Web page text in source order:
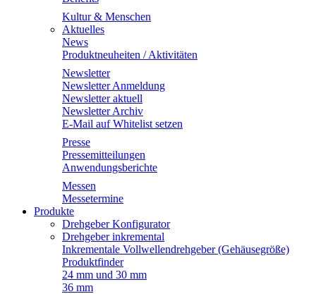
Kultur & Menschen
Aktuelles
News
Produktneuheiten / Aktivitäten
Newsletter
Newsletter Anmeldung
Newsletter aktuell
Newsletter Archiv
E-Mail auf Whitelist setzen
Presse
Pressemitteilungen
Anwendungsberichte
Messen
Messetermine
Produkte
Drehgeber Konfigurator
Drehgeber inkremental
Inkrementale Vollwellendrehgeber (Gehäusegröße)
Produktfinder
24 mm und 30 mm
36 mm